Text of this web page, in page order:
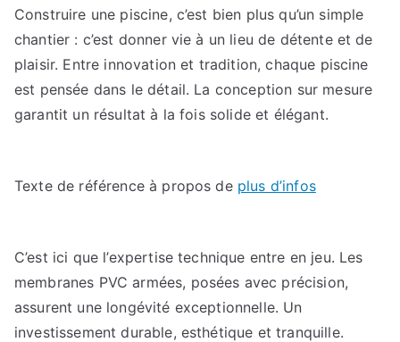
Construire une piscine, c’est bien plus qu’un simple
chantier : c’est donner vie à un lieu de détente et de
plaisir. Entre innovation et tradition, chaque piscine
est pensée dans le détail. La conception sur mesure
garantit un résultat à la fois solide et élégant.
Texte de référence à propos de plus d’infos
C’est ici que l’expertise technique entre en jeu. Les
membranes PVC armées, posées avec précision,
assurent une longévité exceptionnelle. Un
investissement durable, esthétique et tranquille.